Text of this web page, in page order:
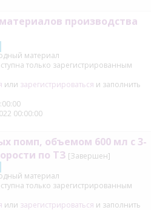
производства
материал
только зарегистрированным
или зарегистрироваться и заполнить
00:00:00
помп, объемом 600 мл с 3-
по ТЗ [Завершен]
материал
только зарегистрированным
или зарегистрироваться и заполнить